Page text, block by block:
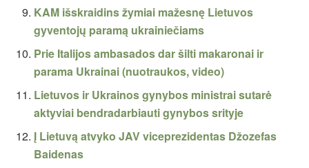
KAM išskraidins žymiai mažesnę Lietuvos
gyventojų paramą ukrainiečiams
Prie Italijos ambasados dar šilti makaronai ir
parama Ukrainai (nuotraukos, video)
Lietuvos ir Ukrainos gynybos ministrai sutarė
aktyviai bendradarbiauti gynybos srityje
Į Lietuvą atvyko JAV viceprezidentas Džozefas
Baidenas